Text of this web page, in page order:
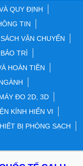
QUY ĐỊNH
TIN
VẬN CHUYỂN
TRÌ
HOÀN TIỀN
ĐO 2D, 3D
KÍNH HIỂN VI
BỊ PHÒNG SẠCH